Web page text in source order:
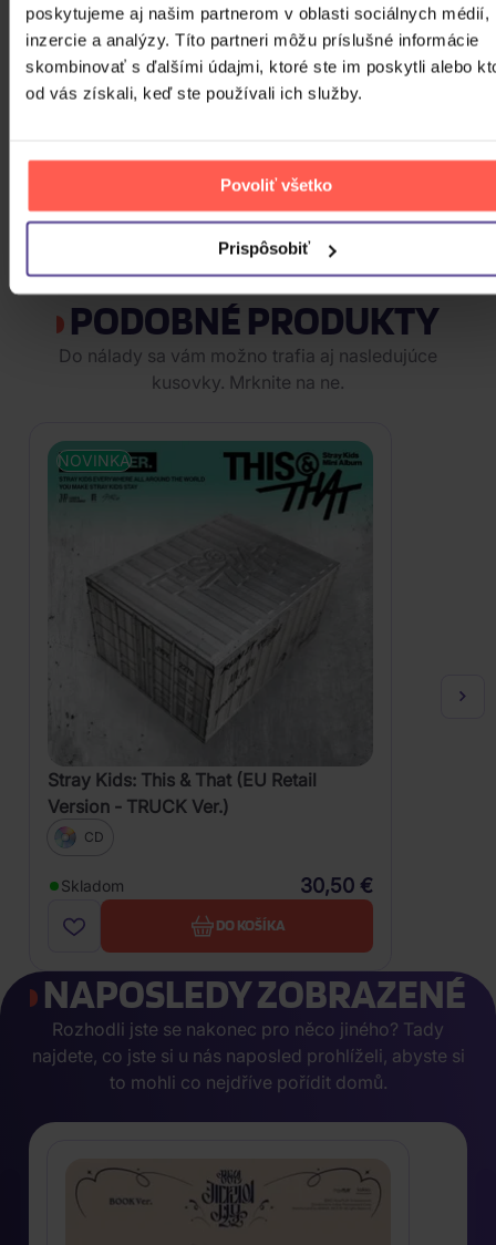
poskytujeme aj našim partnerom v oblasti sociálnych médií,
inzercie a analýzy. Títo partneri môžu príslušné informácie
skombinovať s ďalšími údajmi, ktoré ste im poskytli alebo
od vás získali, keď ste používali ich služby.
Povoliť všetko
Prispôsobiť
PODOBNÉ PRODUKTY
Do nálady sa vám možno trafia aj nasledujúce
kusovky. Mrknite na ne.
NOVINKA
Stray Kids: This & That (EU Retail
Version - TRUCK Ver.)
CD
Skladom 30,50 €
DO KOŠÍKA
NAPOSLEDY ZOBRAZENÉ
Rozhodli jste se nakonec pro něco jiného? Tady
najdete, co jste si u nás naposled prohlíželi, abyste si
to mohli co nejdříve pořídit domů.